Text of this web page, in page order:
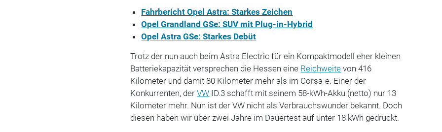
Fahrbericht Opel Astra: Starkes Zeichen
Opel Grandland GSe: SUV mit Plug-in-Hybrid
Opel Astra GSe: Starkes Debüt
Trotz der nun auch beim Astra Electric für ein Kompaktmodell eher kleinen
Batteriekapazität versprechen die Hessen eine Reichweite von 416
Kilometer und damit 80 Kilometer mehr als im Corsa-e. Einer der
Konkurrenten, derVW ID.3 schafft mit seinem 58-kWh-Akku (netto) nur 13
Kilometer mehr. Nun ist der VW nicht als Verbrauchswunder bekannt. Doch
diesen haben wir über zwei Jahre im Dauertest auf unter 18 kWh gedrückt.